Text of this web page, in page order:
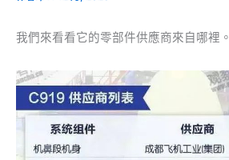
我們來看看它的零部件供應商來自哪裡。